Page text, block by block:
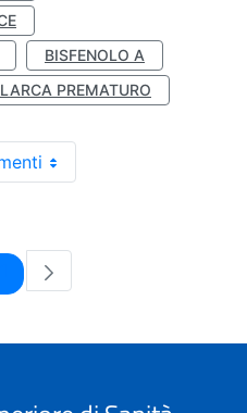
BISFENOLO A
PREMATURO
Pagina